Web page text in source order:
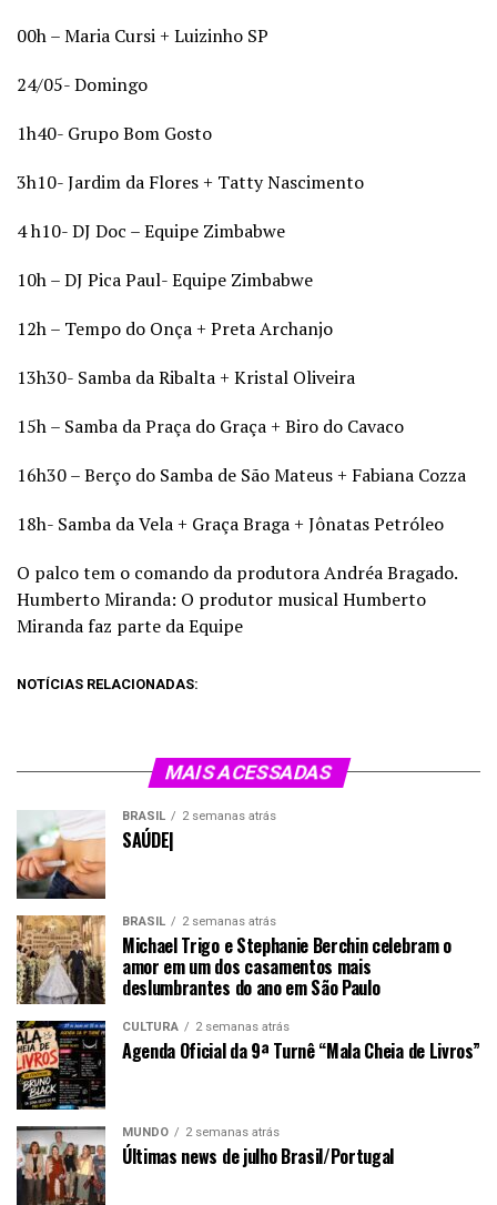
00h – Maria Cursi + Luizinho SP
24/05- Domingo
1h40- Grupo Bom Gosto
3h10- Jardim da Flores + Tatty Nascimento
4 h10- DJ Doc – Equipe Zimbabwe
10h – DJ Pica Paul- Equipe Zimbabwe
12h – Tempo do Onça + Preta Archanjo
13h30- Samba da Ribalta + Kristal Oliveira
15h – Samba da Praça do Graça + Biro do Cavaco
16h30 – Berço do Samba de São Mateus + Fabiana Cozza
18h- Samba da Vela + Graça Braga + Jônatas Petróleo
O palco tem o comando da produtora Andréa Bragado.
Humberto Miranda: O produtor musical Humberto
Miranda faz parte da Equipe
NOTÍCIAS RELACIONADAS:
MAIS ACESSADAS
BRASIL 2 semanas atrás
SAÚDE|
BRASIL 2 semanas atrás
Michael Trigo e Stephanie Berchin celebram o
amor em um dos casamentos mais
deslumbrantes do ano em São Paulo
CULTURA 2 semanas atrás
Agenda Oficial da 9ª Turnê “Mala Cheia de Livros”
MUNDO 2 semanas atrás
Últimas news de julho Brasil/Portugal